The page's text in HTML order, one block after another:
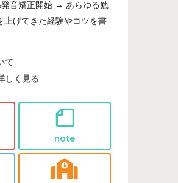
音矯正開始 → あらゆる勉
上げてきた経験やコツを書
て
しく見る
note